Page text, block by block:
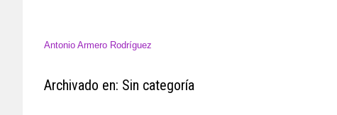
Antonio Armero Rodríguez
Archivado en: Sin categoría